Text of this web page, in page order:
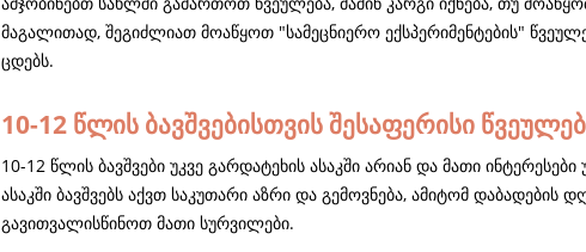
მაგალითად, შეგიძლიათ მოაწყოთ "სამეცნიერო ექსპერიმენტების"
ცდებს.
10-12 წლის ბავშვებისთვის შესაფერისი
10-12 წლის ბავშვები უკვე გარდატეხის ასაკში არიან და მათი
ასაკში ბავშვებს აქვთ საკუთარი აზრი და გემოვნება, ამიტომ
გავითვალისწინოთ მათი სურვილები.